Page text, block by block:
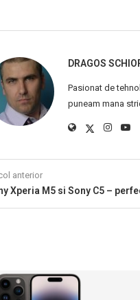
DRAGOS
Pasionat de
puneam mana
anterior
Xperia M5 si Sony C5 –